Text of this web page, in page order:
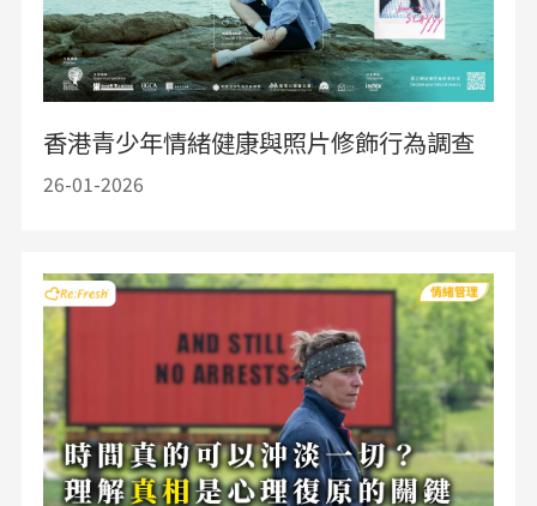
香港青少年情緒健康與照片修飾行為調查
26-01-2026